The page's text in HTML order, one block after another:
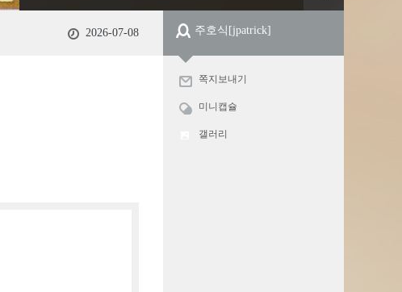
2026-07-08 주호식 [jpatrick]
쪽지보내기
미니캡슐
갤러리